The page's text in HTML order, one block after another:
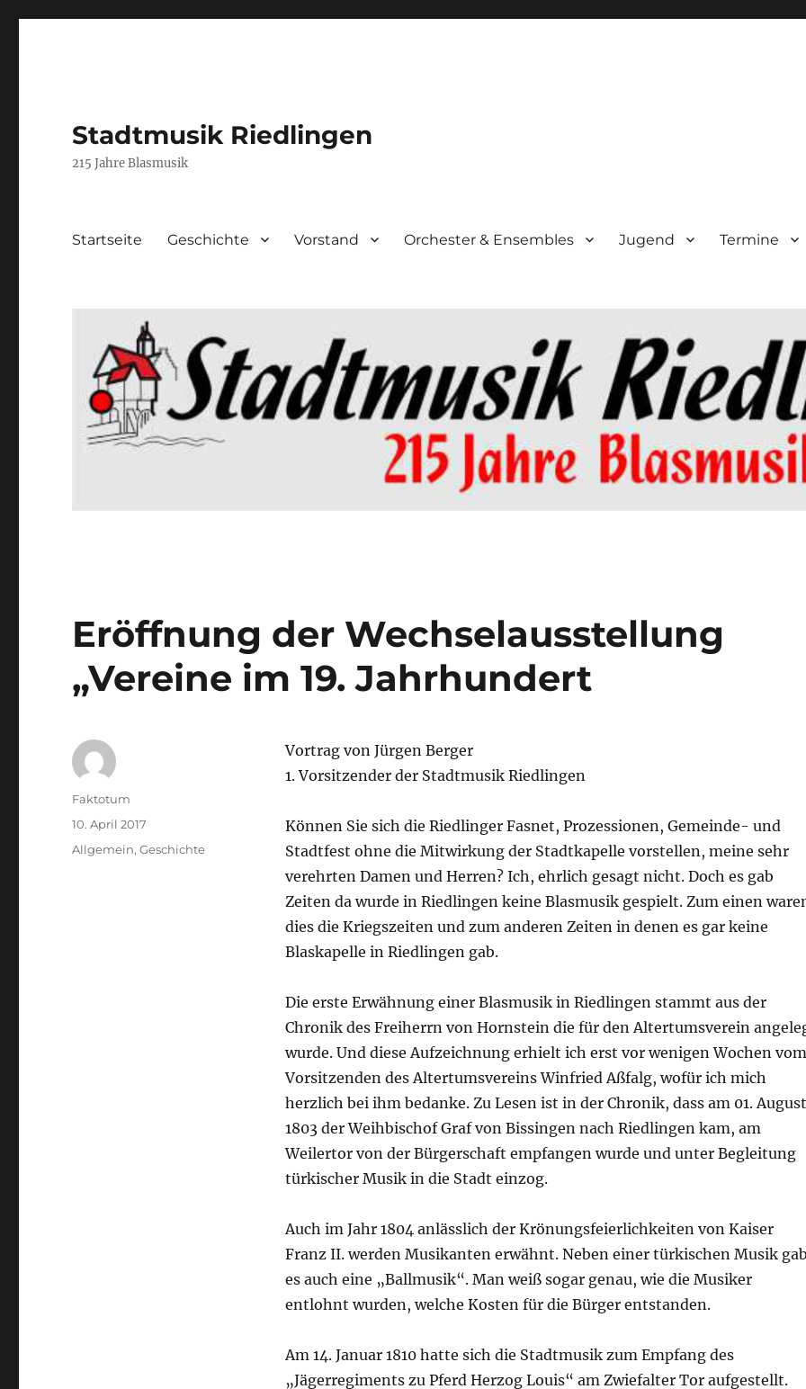
Stadtmusik Riedlingen
215 Jahre Blasmusik
Startseite Geschichte Vorstand Orchester & Ensembles Jugend Termine
Eröffnung der Wechselausstellung
„Vereine im 19. Jahrhundert
Vortrag von Jürgen Berger
1. Vorsitzender der Stadtmusik Riedlingen
Können Sie sich die Riedlinger Fasnet, Prozessionen, Gemeinde- und
Stadtfest ohne die Mitwirkung der Stadtkapelle vorstellen, meine sehr
verehrten Damen und Herren? Ich, ehrlich gesagt nicht. Doch es gab
Zeiten da wurde in Riedlingen keine Blasmusik gespielt. Zum einen
dies die Kriegszeiten und zum anderen Zeiten in denen es gar keine
Blaskapelle in Riedlingen gab.
Die erste Erwähnung einer Blasmusik in Riedlingen stammt aus der
Chronik des Freiherrn von Hornstein die für den Altertumsverein
wurde. Und diese Aufzeichnung erhielt ich erst vor wenigen Wochen vom
Vorsitzenden des Altertumsvereins Winfried Aßfalg, wofür ich mich
herzlich bei ihm bedanke. Zu Lesen ist in der Chronik, dass am 01. August
1803 der Weihbischof Graf von Bissingen nach Riedlingen kam, am
Weilertor von der Bürgerschaft empfangen wurde und unter Begleitung
türkischer Musik in die Stadt einzog.
Auch im Jahr 1804 anlässlich der Krönungsfeierlichkeiten von Kaiser
Franz II. werden Musikanten erwähnt. Neben einer türkischen Musik
es auch eine „Ballmusik“. Man weiß sogar genau, wie die Musiker
entlohnt wurden, welche Kosten für die Bürger entstanden.
Am 14. Januar 1810 hatte sich die Stadtmusik zum Empfang des
„Jägerregiments zu Pferd Herzog Louis“ am Zwiefalter Tor aufgestellt.
Autor
Faktotum
Veröffentlicht
am
10. April 2017
Kategorien
Allgemein,Geschichte